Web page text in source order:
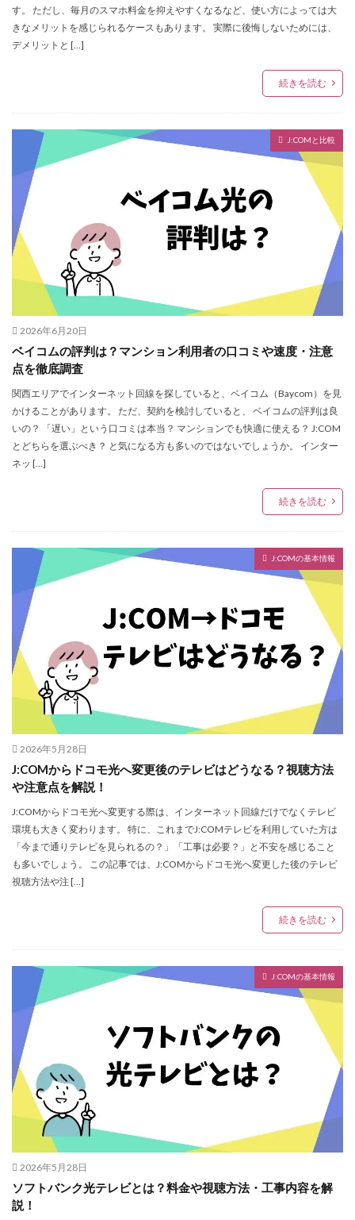
す。 ただし、毎月のスマホ料金を抑えやすくなるなど、使い方によっては大
きなメリットを感じられるケースもあります。 実際に後悔しないためには、
デメリットと […]
続きを読む
J:COMと比較
2026年6月20日
ベイコムの評判は？マンション利用者の口コミや速度・注意
点を徹底調査
関西エリアでインターネット回線を探していると、ベイコム（Baycom）を見
かけることがあります。 ただ、契約を検討していると、 ベイコムの評判は良
いの？ 「遅い」という口コミは本当？ マンションでも快適に使える？ J:COM
とどちらを選ぶべき？ と気になる方も多いのではないでしょうか。 インター
ネッ […]
続きを読む
J:COMの基本情報
2026年5月28日
J:COMからドコモ光へ変更後のテレビはどうなる？視聴方法
や注意点を解説！
J:COMからドコモ光へ変更する際は、インターネット回線だけでなくテレビ
環境も大きく変わります。 特に、これまでJ:COMテレビを利用していた方は
「今まで通りテレビを見られるの？」「工事は必要？」と不安を感じること
も多いでしょう。 この記事では、J:COMからドコモ光へ変更した後のテレビ
視聴方法や注 […]
続きを読む
J:COMの基本情報
2026年5月28日
ソフトバンク光テレビとは？料金や視聴方法・工事内容を解
説！